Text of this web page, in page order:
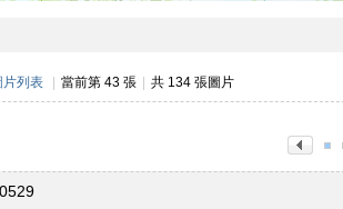
片列表 當前第 43 張 共 134 張圖片